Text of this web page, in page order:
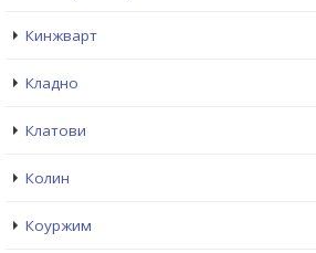
Кинжварт
Кладно
Клатови
Колин
Коуржим